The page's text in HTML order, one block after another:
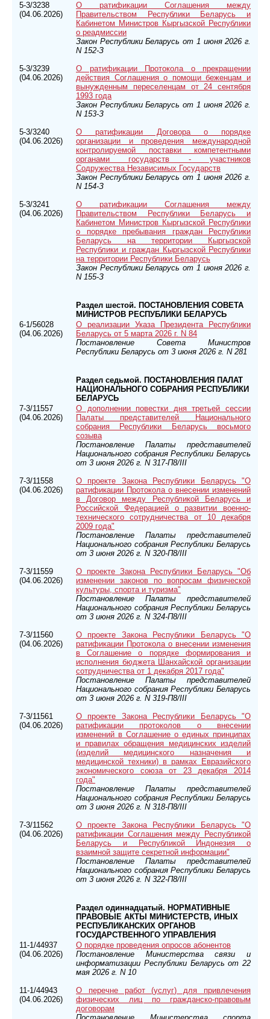
5-3/3238
(04.06.2026)
О ратификации Соглашения между
Правительством Республики Беларусь и
Кабинетом Министров Кыргызской Республики
о реадмиссии
Закон Республики Беларусь от 1 июня 2026 г.
N 152-З
5-3/3239
(04.06.2026)
О ратификации Протокола о прекращении
действия Соглашения о помощи беженцам и
вынужденным переселенцам от 24 сентября
1993 года
Закон Республики Беларусь от 1 июня 2026 г.
N 153-З
5-3/3240
(04.06.2026)
О ратификации Договора о порядке
организации и проведения международной
контролируемой поставки компетентными
органами государств - участников
Содружества Независимых Государств
Закон Республики Беларусь от 1 июня 2026 г.
N 154-З
5-3/3241
(04.06.2026)
О ратификации Соглашения между
Правительством Республики Беларусь и
Кабинетом Министров Кыргызской Республики
о порядке пребывания граждан Республики
Беларусь на территории Кыргызской
Республики и граждан Кыргызской Республики
на территории Республики Беларусь
Закон Республики Беларусь от 1 июня 2026 г.
N 155-З
Раздел шестой. ПОСТАНОВЛЕНИЯ СОВЕТА
МИНИСТРОВ РЕСПУБЛИКИ БЕЛАРУСЬ
6-1/56028
(04.06.2026)
О реализации Указа Президента Республики
Беларусь от 5 марта 2026 г. N 84
Постановление Совета Министров
Республики Беларусь от 3 июня 2026 г. N 281
Раздел седьмой. ПОСТАНОВЛЕНИЯ ПАЛАТ
НАЦИОНАЛЬНОГО СОБРАНИЯ РЕСПУБЛИКИ
БЕЛАРУСЬ
7-3/11557
(04.06.2026)
О дополнении повестки дня третьей сессии
Палаты представителей Национального
собрания Республики Беларусь восьмого
созыва
Постановление Палаты представителей
Национального собрания Республики Беларусь
от 3 июня 2026 г. N 317-П8/III
7-3/11558
(04.06.2026)
О проекте Закона Республики Беларусь "О
ратификации Протокола о внесении изменений
в Договор между Республикой Беларусь и
Российской Федерацией о развитии военно-
технического сотрудничества от 10 декабря
2009 года"
Постановление Палаты представителей
Национального собрания Республики Беларусь
от 3 июня 2026 г. N 320-П8/III
7-3/11559
(04.06.2026)
О проекте Закона Республики Беларусь "Об
изменении законов по вопросам физической
культуры, спорта и туризма"
Постановление Палаты представителей
Национального собрания Республики Беларусь
от 3 июня 2026 г. N 324-П8/III
7-3/11560
(04.06.2026)
О проекте Закона Республики Беларусь "О
ратификации Протокола о внесении изменения
в Соглашение о порядке формирования и
исполнения бюджета Шанхайской организации
сотрудничества от 1 декабря 2017 года"
Постановление Палаты представителей
Национального собрания Республики Беларусь
от 3 июня 2026 г. N 319-П8/III
7-3/11561
(04.06.2026)
О проекте Закона Республики Беларусь "О
ратификации протоколов о внесении
изменений в Соглашение о единых принципах
и правилах обращения медицинских изделий
(изделий медицинского назначения и
медицинской техники) в рамках Евразийского
экономического союза от 23 декабря 2014
года"
Постановление Палаты представителей
Национального собрания Республики Беларусь
от 3 июня 2026 г. N 318-П8/III
7-3/11562
(04.06.2026)
О проекте Закона Республики Беларусь "О
ратификации Соглашения между Республикой
Беларусь и Республикой Индонезия о
взаимной защите секретной информации"
Постановление Палаты представителей
Национального собрания Республики Беларусь
от 3 июня 2026 г. N 322-П8/III
Раздел одиннадцатый. НОРМАТИВНЫЕ
ПРАВОВЫЕ АКТЫ МИНИСТЕРСТВ, ИНЫХ
РЕСПУБЛИКАНСКИХ ОРГАНОВ
ГОСУДАРСТВЕННОГО УПРАВЛЕНИЯ
11-1/44937
(04.06.2026)
О порядке проведения опросов абонентов
Постановление Министерства связи и
информатизации Республики Беларусь от 22
мая 2026 г. N 10
11-1/44943
(04.06.2026)
О перечне работ (услуг) для привлечения
физических лиц по гражданско-правовым
договорам